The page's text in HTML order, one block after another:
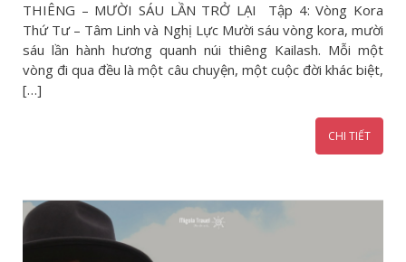
THIÊNG – MƯỜI SÁU LẦN TRỞ LẠI Tập 4: Vòng Kora
Thứ Tư – Tâm Linh và Nghị Lực Mười sáu vòng kora, mười
sáu lần hành hương quanh núi thiêng Kailash. Mỗi một
vòng đi qua đều là một câu chuyện, một cuộc đời khác biệt,
[…]
CHI TIẾT